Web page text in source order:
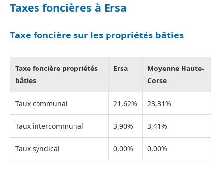
Taxes foncières à Ersa
Taxe foncière sur les propriétés bâties
Taxe foncière propriétés
bâties
Ersa
Moyenne Haute-
Corse
Taux communal 21,62% 23,31%
Taux intercommunal 3,90% 3,41%
Taux syndical 0,00% 0,00%